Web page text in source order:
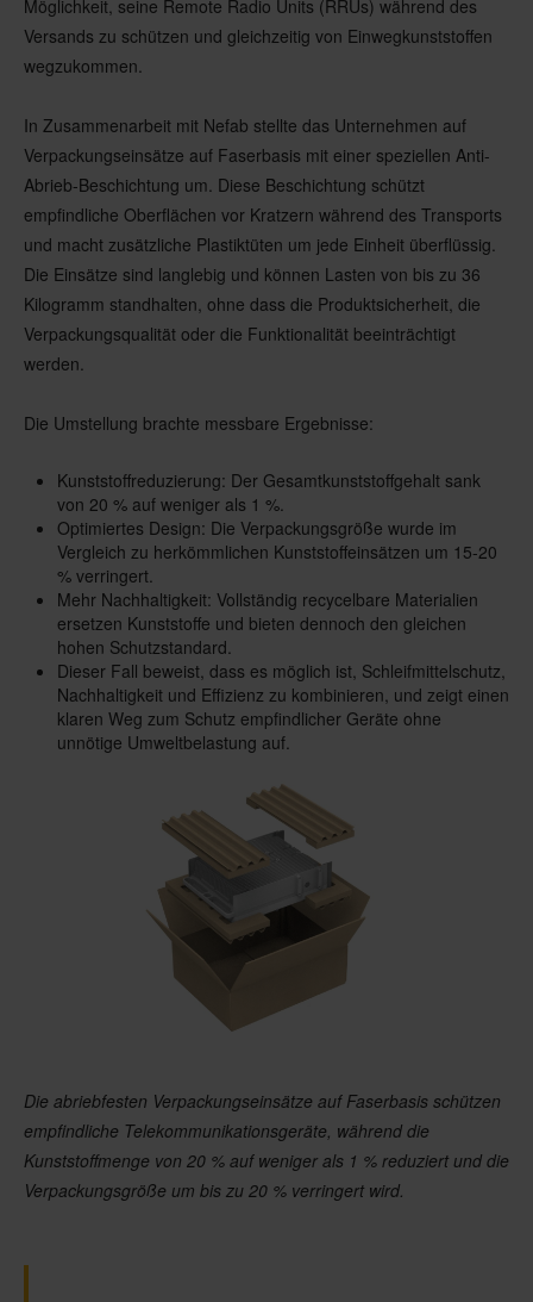
Möglichkeit, seine Remote Radio Units (RRUs) während des
Versands zu schützen und gleichzeitig von Einwegkunststoffen
wegzukommen.
In Zusammenarbeit mit Nefab stellte das Unternehmen auf
Verpackungseinsätze auf Faserbasis mit einer speziellen Anti-
Abrieb-Beschichtung um. Diese Beschichtung schützt
empfindliche Oberflächen vor Kratzern während des Transports
und macht zusätzliche Plastiktüten um jede Einheit überflüssig.
Die Einsätze sind langlebig und können Lasten von bis zu 36
Kilogramm standhalten, ohne dass die Produktsicherheit, die
Verpackungsqualität oder die Funktionalität beeinträchtigt
werden.
Die Umstellung brachte messbare Ergebnisse:
Kunststoffreduzierung: Der Gesamtkunststoffgehalt sank
von 20 % auf weniger als 1 %.
Optimiertes Design: Die Verpackungsgröße wurde im
Vergleich zu herkömmlichen Kunststoffeinsätzen um 15-20
% verringert.
Mehr Nachhaltigkeit: Vollständig recycelbare Materialien
ersetzen Kunststoffe und bieten dennoch den gleichen
hohen Schutzstandard.
Dieser Fall beweist, dass es möglich ist, Schleifmittelschutz,
Nachhaltigkeit und Effizienz zu kombinieren, und zeigt einen
klaren Weg zum Schutz empfindlicher Geräte ohne
unnötige Umweltbelastung auf.
Die abriebfesten Verpackungseinsätze auf Faserbasis schützen
empfindliche Telekommunikationsgeräte, während die
Kunststoffmenge von 20 % auf weniger als 1 % reduziert und die
Verpackungsgröße um bis zu 20 % verringert wird.